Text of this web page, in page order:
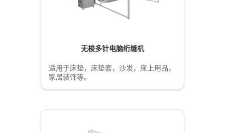
无梭多针电脑绗缝机
适用于床垫，床垫套，沙发，床上用品，
家居装饰等。